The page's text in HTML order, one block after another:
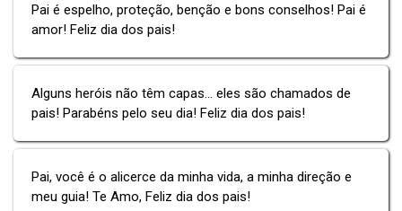
Pai é espelho, proteção, benção e bons conselhos! Pai é
amor! Feliz dia dos pais!
Alguns heróis não têm capas... eles são chamados de
pais! Parabéns pelo seu dia! Feliz dia dos pais!
Pai, você é o alicerce da minha vida, a minha direção e
meu guia! Te Amo, Feliz dia dos pais!